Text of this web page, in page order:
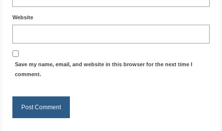
Website
Save my name, email, and website in this browser for the next time I
comment.